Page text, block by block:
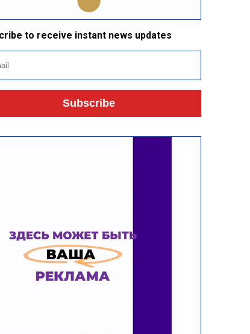
to receive instant news updates
Subscribe